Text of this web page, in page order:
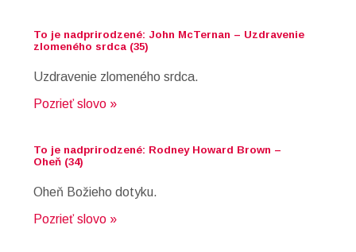
To je nadprirodzené: John McTernan – Uzdravenie
zlomeného srdca (35)
Uzdravenie zlomeného srdca.
Pozrieť slovo »
To je nadprirodzené: Rodney Howard Brown –
Oheň (34)
Oheň Božieho dotyku.
Pozrieť slovo »